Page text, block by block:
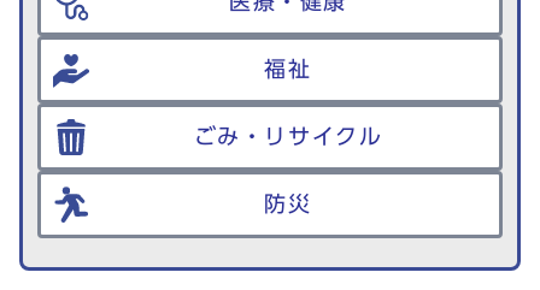
福祉
ごみ・リサイクル
防災